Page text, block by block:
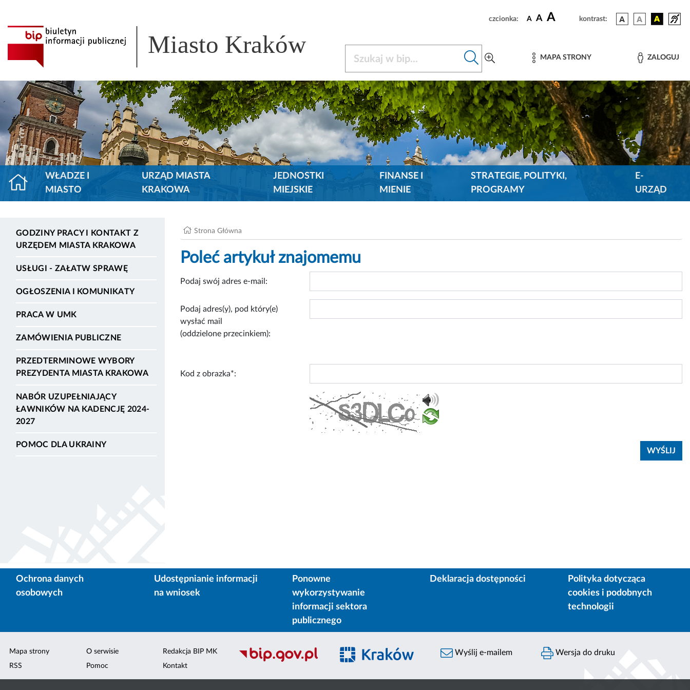
czcionka: A A A kontrast:
Miasto Kraków MAPA STRONY ZALOGUJ
WŁADZE I
MIASTO
URZĄD MIASTA
KRAKOWA
JEDNOSTKI
MIEJSKIE
FINANSE I
MIENIE
STRATEGIE, POLITYKI,
PROGRAMY
E-
URZĄD
GODZINY PRACY I KONTAKT Z
URZĘDEM MIASTA KRAKOWA
USŁUGI - ZAŁATW SPRAWĘ
OGŁOSZENIA I KOMUNIKATY
PRACA W UMK
ZAMÓWIENIA PUBLICZNE
PRZEDTERMINOWE WYBORY
PREZYDENTA MIASTA KRAKOWA
NABÓR UZUPEŁNIAJĄCY
ŁAWNIKÓW NA KADENCJĘ 2024-
2027
POMOC DLA UKRAINY
Strona Główna
Poleć artykuł znajomemu
Podaj swój adres e-mail:
Podaj adres(y), pod który(e)
wysłać mail
(oddzielone przecinkiem):
Kod z obrazka*:
Ochrona danych
osobowych
Udostępnianie informacji
na wniosek
Ponowne
wykorzystywanie
informacji sektora
publicznego
Deklaracja dostępności
Polityka dotycząca
cookies i podobnych
technologii
Mapa strony
RSS
O serwisie
Pomoc
Redakcja BIP MK
Kontakt
Wyślij e-mailem Wersja do druku